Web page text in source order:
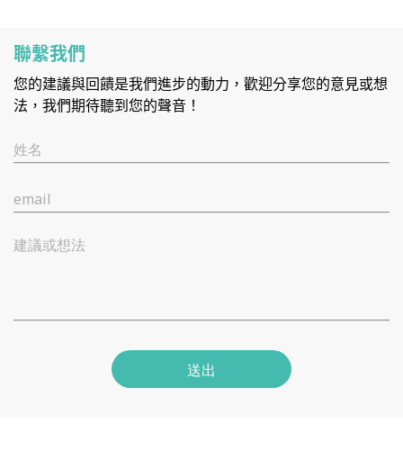
聯繫我們
您的建議與回饋是我們進步的動力，歡迎分享您的意見或想
法，我們期待聽到您的聲音！
姓名
email
建議或想法
送出